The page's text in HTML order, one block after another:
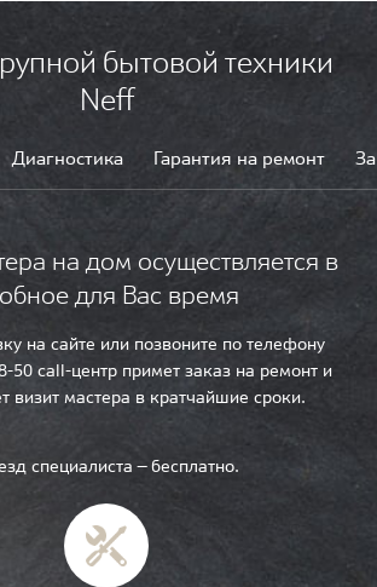
бытовой техники
Neff
Диагностика Гарантия на ремонт
на дом осуществляется в
для Вас время
на сайте или позвоните по телефону
50 call-центр примет заказ на ремонт и
визит мастера в кратчайшие сроки.
специалиста — бесплатно.